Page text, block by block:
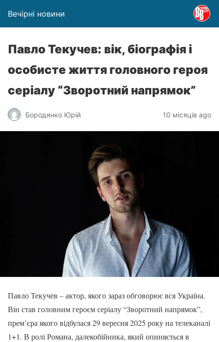
Вечірні новини
Павло Текучев: вік, біографія і
особисте життя головного героя
серіалу “Зворотний напрямок”
Бородянко Юрій 10 місяців ago
Павло Текучев – актор, якого зараз обговорює вся Україна.
Він став головним героєм серіалу “Зворотний напрямок”,
прем’єра якого відбулася 29 вересня 2025 року на телеканалі
1+1. В ролі Романа, далекобійника, який опиняється в